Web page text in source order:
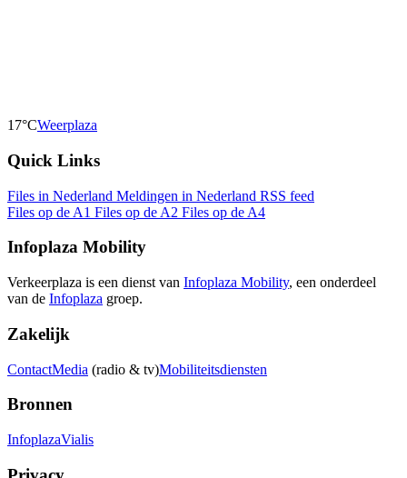
17°CWeerplaza
Quick Links
Files in Nederland Meldingen in Nederland RSS feed
Files op de A1 Files op de A2 Files op de A4
Infoplaza Mobility
Verkeerplaza is een dienst van Infoplaza Mobility, een onderdeel
van de Infoplaza groep.
Zakelijk
ContactMedia (radio & tv)Mobiliteitsdiensten
Bronnen
InfoplazaVialis